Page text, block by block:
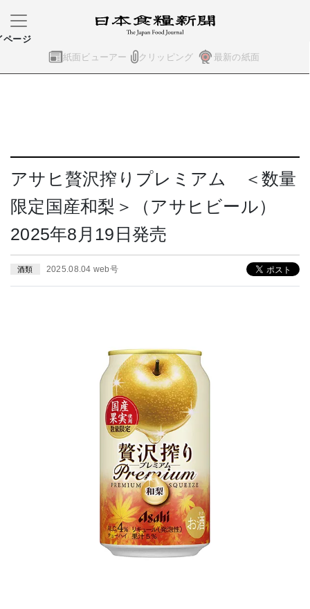
紙面ビューアー クリッピング 最新の紙面
ページ
アサヒ贅沢搾りプレミアム ＜数量
限定国産和梨＞（アサヒビール）
2025年8月19日発売
酒類 2025.08.04 web号